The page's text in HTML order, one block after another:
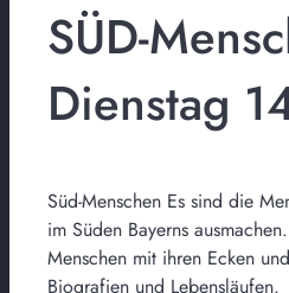
SÜD-
Dienstag
Süd-Menschen Es sind die
im Süden Bayerns
Menschen mit ihren Ecken
Biografien und